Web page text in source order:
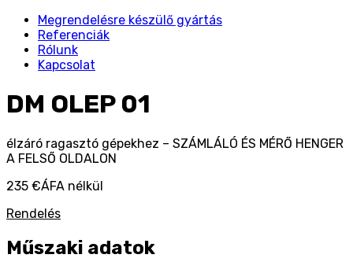
Megrendelésre készülő gyártás
Referenciák
Rólunk
Kapcsolat
DM OLEP 01
élzáró ragasztó gépekhez – SZÁMLÁLÓ ÉS MÉRŐ HENGER
A FELSŐ OLDALON
235 €ÁFA nélkül
Rendelés
Műszaki adatok